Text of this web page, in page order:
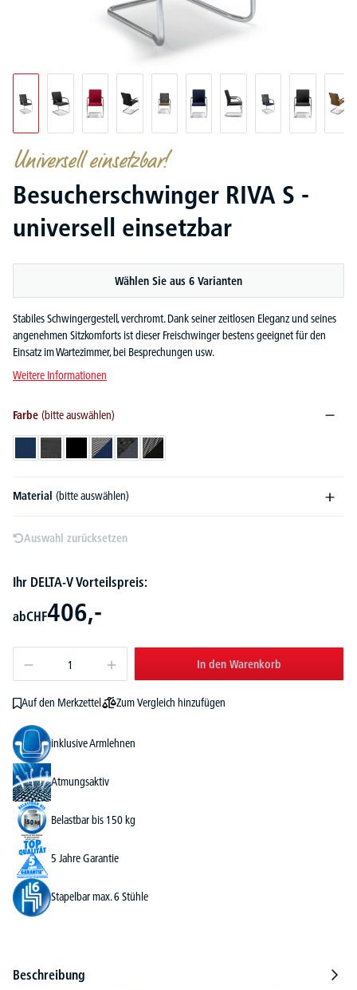
Universell einsetzbar!
Besucherschwinger RIVA S -
universell einsetzbar
Wählen Sie aus 6 Varianten
Stabiles Schwingergestell, verchromt. Dank seiner zeitlosen Eleganz und seines
angenehmen Sitzkomforts ist dieser Freischwinger bestens geeignet für den
Einsatz im Wartezimmer, bei Besprechungen usw.
Weitere Informationen
Farbe (bitte auswählen)
Dunkelgrau
Schwarz Schwarz/Dunkelblau
Schwarz/Dunkelgrau
Schwarz/Schwarz
Material (bitte auswählen)
Auswahl zurücksetzen
Ihr DELTA-V Vorteilspreis:
abCHF406,-
In den Warenkorb
Auf den Merkzettel Zum Vergleich hinzufügen
inklusive Armlehnen
Atmungsaktiv
Belastbar bis 150 kg
5 Jahre Garantie
Stapelbar max. 6 Stühle
Beschreibung